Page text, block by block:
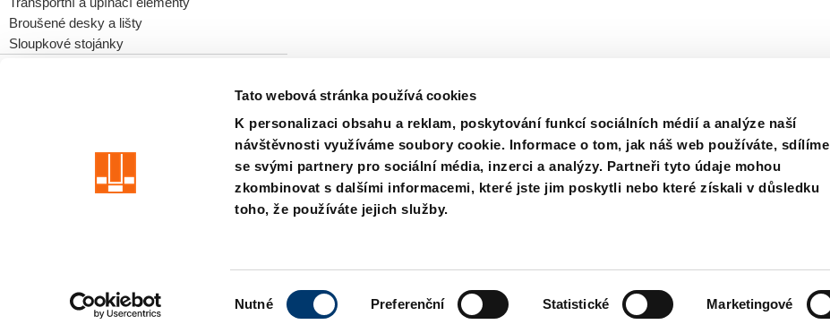
Tato webová stránka používá cookies
K personalizaci obsahu a reklam, poskytování funkcí sociálních médií a analýze naší
návštěvnosti využíváme soubory cookie. Informace o tom, jak náš web používáte, sdílíme
se svými partnery pro sociální média, inzerci a analýzy. Partneři tyto údaje mohou
zkombinovat s dalšími informacemi, které jste jim poskytli nebo které získali v důsledku
toho, že používáte jejich služby.
Nutné Preferenční Statistické Marketingové
Broušené desky a lišty
Sloupkové stojánky
TERMÍNY Soukromí odpovednost Systém pro oznamovatele Nákup Kontaktujte